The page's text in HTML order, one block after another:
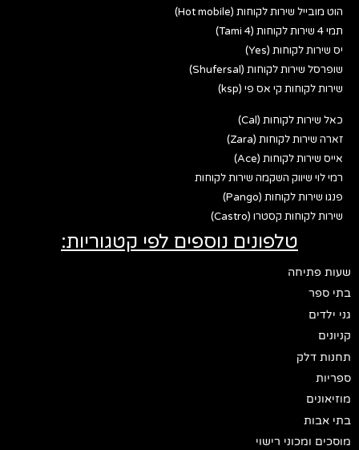
הוט מובייל שירות לקוחות (Hot mobile)
תמי 4 שירות לקוחות (Tami 4)
יס שירות לקוחות (Yes)
שופרסל שירות לקוחות (Shufersal)
שירות לקוחות קי אס פי (ksp)
כאל שירות לקוחות (Cal)
זארה שירות לקוחות (Zara)
אייס שירות לקוחות (Ace)
רמי לוי שיווק השקמה שירות לקוחות
פנגו שירות לקוחות (Pango)
שירות לקוחות קסטרו (Castro)
טלפונים נוספים לפי קטגוריות:
שעות פתיחה
בתי ספר
גני ילדים
קניונים
תחנות דלק
ספריות
מוזיאונים
בתי אבות
מוסכים ומכוני רישוי